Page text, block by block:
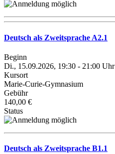
Deutsch als Zweitsprache A2.1
Beginn
Di., 15.09.2026, 19:30 - 21:00 Uhr
Kursort
Marie-Curie-Gymnasium
Gebühr
140,00 €
Status
Deutsch als Zweitsprache B1.1